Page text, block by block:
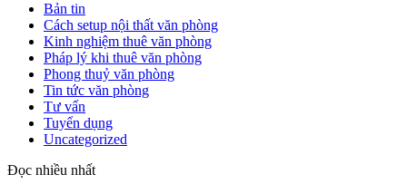
Bản tin
Cách setup nội thất văn phòng
Kinh nghiệm thuê văn phòng
Pháp lý khi thuê văn phòng
Phong thuỷ văn phòng
Tin tức văn phòng
Tư vấn
Tuyển dụng
Uncategorized
Đọc nhiều nhất